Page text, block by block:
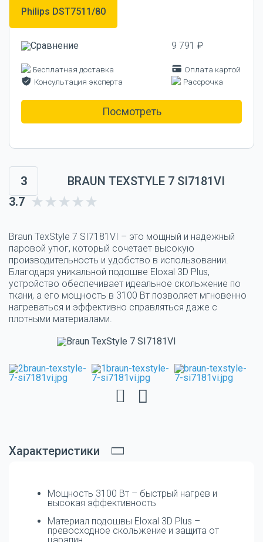
Philips DST7511/80
9 791 ₽
Бесплатная доставка
Оплата картой
Консультация эксперта
Рассрочка
Посмотреть
3
BRAUN TEXSTYLE 7 SI7181VI
3.7
Braun TexStyle 7 SI7181VI – это мощный и надежный
паровой утюг, который сочетает высокую
производительность и удобство в использовании.
Благодаря уникальной подошве Eloxal 3D Plus,
устройство обеспечивает идеальное скольжение по
ткани, а его мощность в 3100 Вт позволяет мгновенно
нагреваться и эффективно справляться даже с
плотными материалами.
Характеристики
Мощность 3100 Вт – быстрый нагрев и
высокая эффективность
Материал подошвы Eloxal 3D Plus –
превосходное скольжение и защита от